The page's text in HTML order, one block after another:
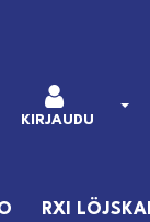
KIRJAUDU
RXI